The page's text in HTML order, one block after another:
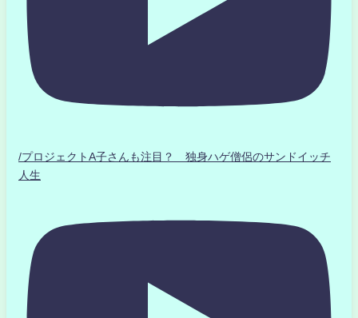
/プロジェクトA子さんも注目？ 独身ハゲ僧侶のサンドイッチ
人生